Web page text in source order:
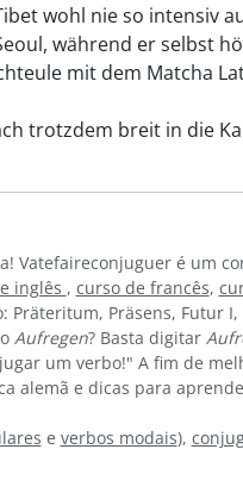
wohl nie so intensiv
während er selbst
mit dem Matcha
trotzdem breit in die
Vatefaireconjuguer é um
inglês , curso de francês,
Präteritum, Präsens, Futur
Aufregen? Basta digitar
um verbo!" A fim de
alemã e dicas para
e verbos modais),